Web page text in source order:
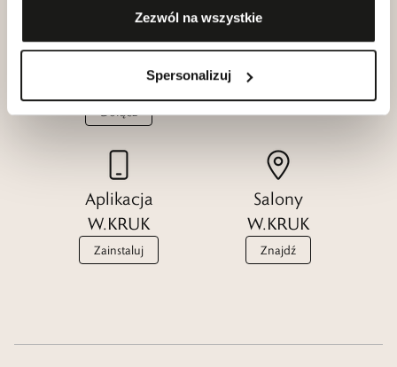
Zezwól na wszystkie
Spersonalizuj
W.KRUK
Dołącz
Katalogi
W.KRUK
Zobacz
Aplikacja
W.KRUK
Zainstaluj
Salony
W.KRUK
Znajdź